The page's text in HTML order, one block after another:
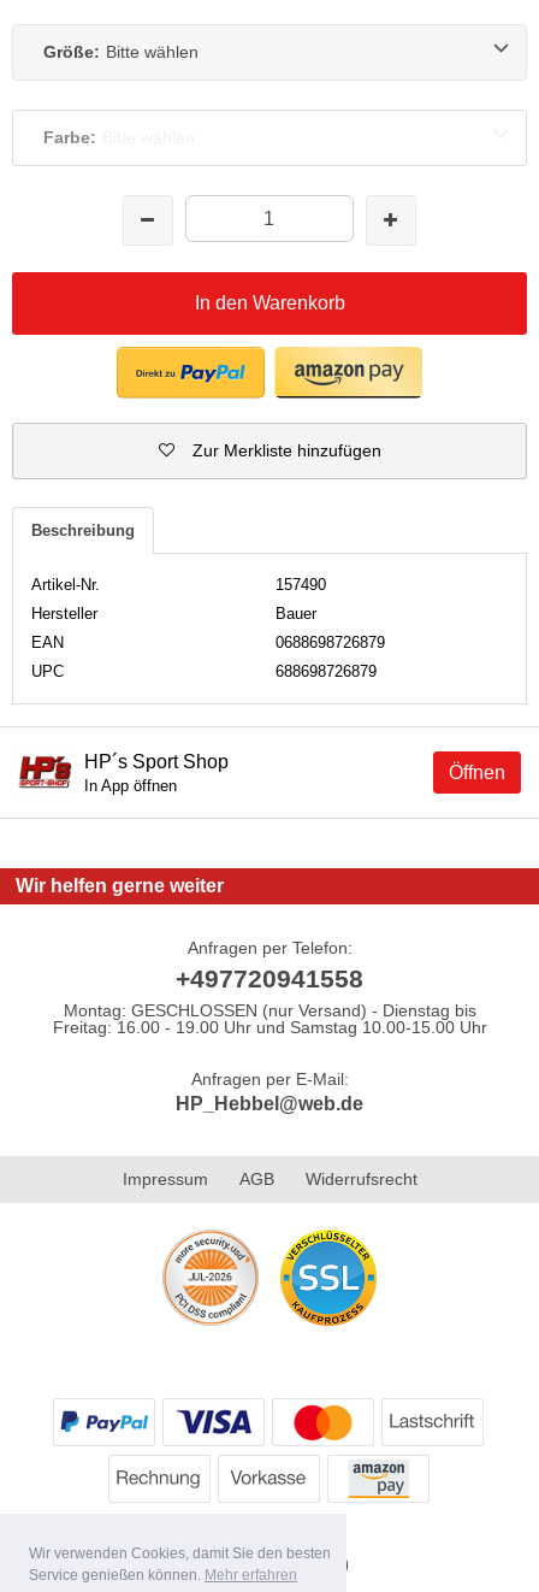
Wir verwenden Cookies, damit Sie den besten
Service genießen können. Mehr erfahren
Größe: Bitte wählen
Farbe:
In den Warenkorb
Zur Merkliste hinzufügen
Beschreibung
Artikel-Nr.
157490
Hersteller
Bauer
EAN
0688698726879
UPC
688698726879
Öffnen
HP´s Sport Shop
In App öffnen
Wir helfen gerne weiter
Anfragen per Telefon:
+497720941558
Montag: GESCHLOSSEN (nur Versand) - Dienstag bis
Freitag: 16.00 - 19.00 Uhr und Samstag 10.00-15.00 Uhr
Anfragen per E-Mail:
HP_Hebbel@web.de
Impressum AGB Widerrufsrecht